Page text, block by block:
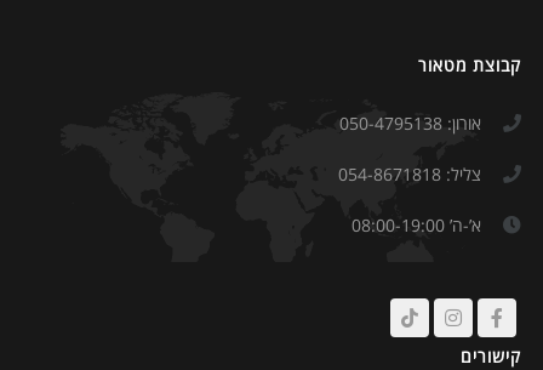
קבוצת מטאור
אורון: 050-4795138
צליל: 054-8671818
א’-ה’ 08:00-19:00
קישורים